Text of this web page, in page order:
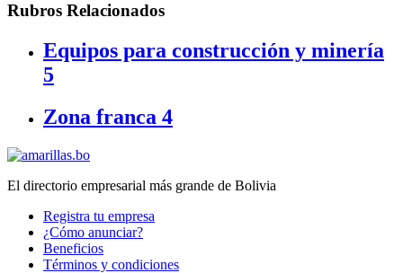
Rubros Relacionados
Equipos para construcción y minería
5
Zona franca 4
El directorio empresarial más grande de Bolivia
Registra tu empresa
¿Cómo anunciar?
Beneficios
Términos y condiciones